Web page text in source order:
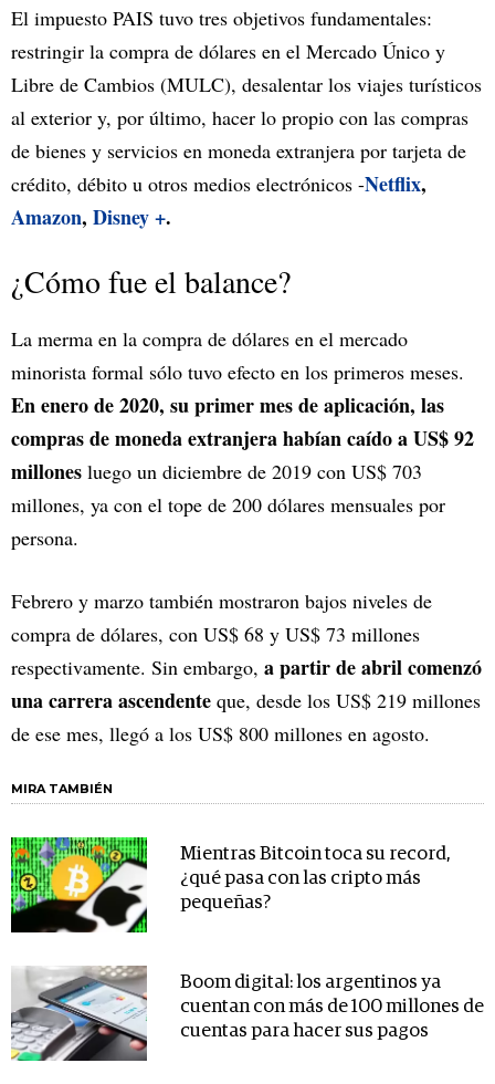
El impuesto PAIS tuvo tres objetivos fundamentales:
restringir la compra de dólares en el Mercado Único y
Libre de Cambios (MULC), desalentar los viajes turísticos
al exterior y, por último, hacer lo propio con las compras
de bienes y servicios en moneda extranjera por tarjeta de
crédito, débito u otros medios electrónicos -Netflix,
Amazon, Disney +.
¿Cómo fue el balance?
La merma en la compra de dólares en el mercado
minorista formal sólo tuvo efecto en los primeros meses.
En enero de 2020, su primer mes de aplicación, las
compras de moneda extranjera habían caído a US$ 92
millones luego un diciembre de 2019 con US$ 703
millones, ya con el tope de 200 dólares mensuales por
persona.
Febrero y marzo también mostraron bajos niveles de
compra de dólares, con US$ 68 y US$ 73 millones
respectivamente. Sin embargo, a partir de abril comenzó
una carrera ascendente que, desde los US$ 219 millones
de ese mes, llegó a los US$ 800 millones en agosto.
MIRA TAMBIÉN
Mientras Bitcoin toca su record,
¿qué pasa con las cripto más
pequeñas?
Boom digital: los argentinos ya
cuentan con más de 100 millones de
cuentas para hacer sus pagos